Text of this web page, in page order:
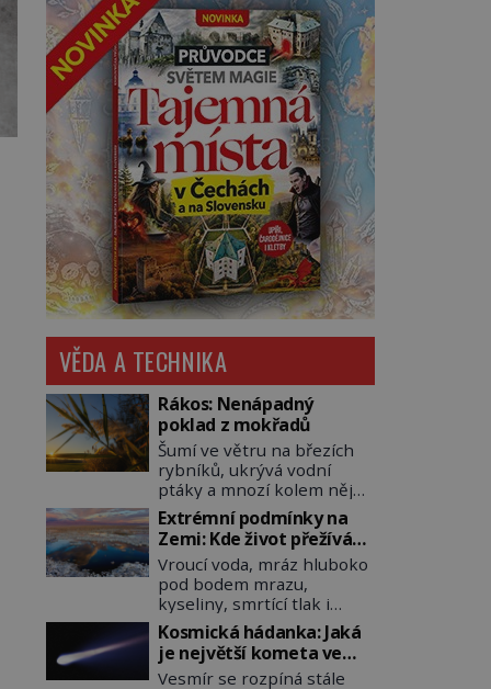
VĚDA A TECHNIKA
Rákos: Nenápadný
poklad z mokřadů
Šumí ve větru na březích
rybníků, ukrývá vodní
ptáky a mnozí kolem něj
procházejí bez povšimnutí.
Přesto právě rákos
pomáhal stavět domy,
vyrábět lodě, zapisovat
první texty a inspiroval
řadu pověstí. Tato
skromná, ale užitečná
rostlina provází člověka už
tisíce let. Většina lidí vnímá
Extrémní podmínky na
Zemi: Kde život přežívá
navzdory všemu
Vroucí voda, mráz hluboko
pod bodem mrazu,
kyseliny, smrtící tlak i
pouště, kde celé roky
nespadne jediná kapka
deště. Na první pohled
místa, kde nemůže
Kosmická hádanka: Jaká
je největší kometa ve
známém vesmíru?
Vesmír se rozpíná stále